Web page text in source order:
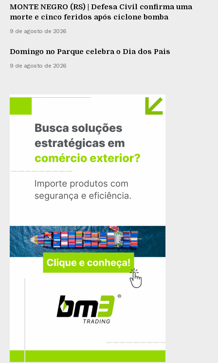
MONTE NEGRO (RS) | Defesa Civil confirma uma
morte e cinco feridos após ciclone bomba
9 de agosto de 2026
Domingo no Parque celebra o Dia dos Pais
9 de agosto de 2026